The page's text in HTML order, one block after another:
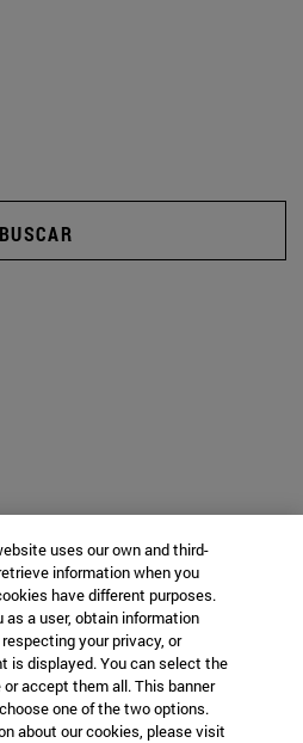
BUSCAR
uses our own and third-
information when you
have different purposes.
a user, obtain information
your privacy, or
is displayed. You can select the
accept them all. This banner
one of the two options.
about our cookies, please visit